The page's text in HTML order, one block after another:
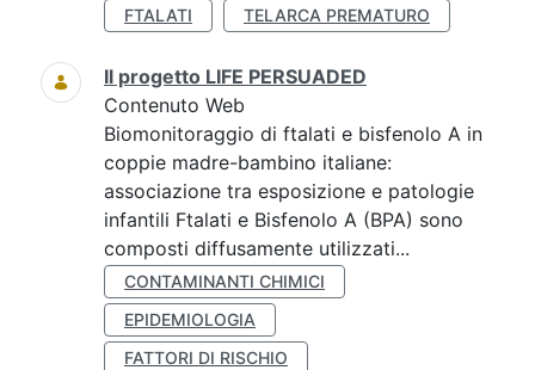
FTALATI TELARCA PREMATURO
Il progetto LIFE PERSUADED
Contenuto Web
Biomonitoraggio di ftalati e bisfenolo A in
coppie madre-bambino italiane:
associazione tra esposizione e patologie
infantili Ftalati e Bisfenolo A (BPA) sono
composti diffusamente utilizzati...
CONTAMINANTI CHIMICI
EPIDEMIOLOGIA
FATTORI DI RISCHIO